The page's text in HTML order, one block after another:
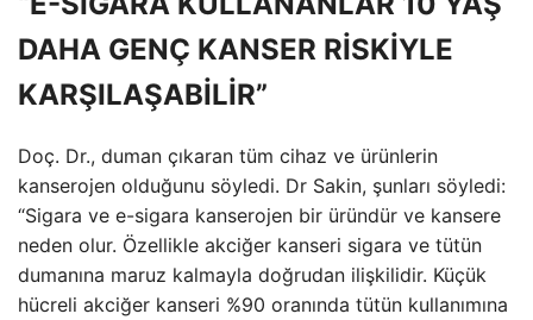
DAHA GENÇ KANSER RİSKİYLE
KARŞILAŞABİLİR”
Doç. Dr., duman çıkaran tüm cihaz ve ürünlerin
kanserojen olduğunu söyledi. Dr Sakin, şunları söyledi:
“Sigara ve e-sigara kanserojen bir üründür ve kansere
neden olur. Özellikle akciğer kanseri sigara ve tütün
dumanına maruz kalmayla doğrudan ilişkilidir. Küçük
hücreli akciğer kanseri %90 oranında tütün kullanımına